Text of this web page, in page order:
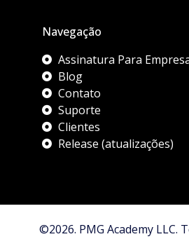
Navegação
Assinatura Para
Blog
Contato
Suporte
Clientes
Release (atualizações)
©2026. PMG Academy LLC.